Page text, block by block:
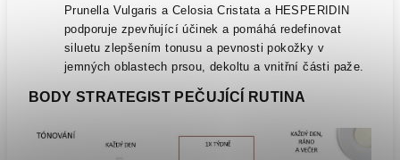
Prunella Vulgaris a Celosia Cristata a HESPERIDIN
podporuje zpevňující účinek a pomáhá redefinovat
siluetu zlepšením tonusu a pevnosti pokožky v
jemných oblastech prsou, dekoltu a vnitřní části paže.
BODY STRATEGIST PEČUJÍCÍ RUTINA